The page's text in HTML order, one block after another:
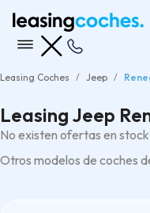
Leasing Coches Jeep
Leasing Jeep
No existen ofertas en
Otros modelos de coches